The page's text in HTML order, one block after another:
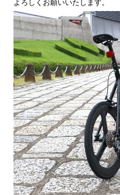
よろしくお願いいたします。